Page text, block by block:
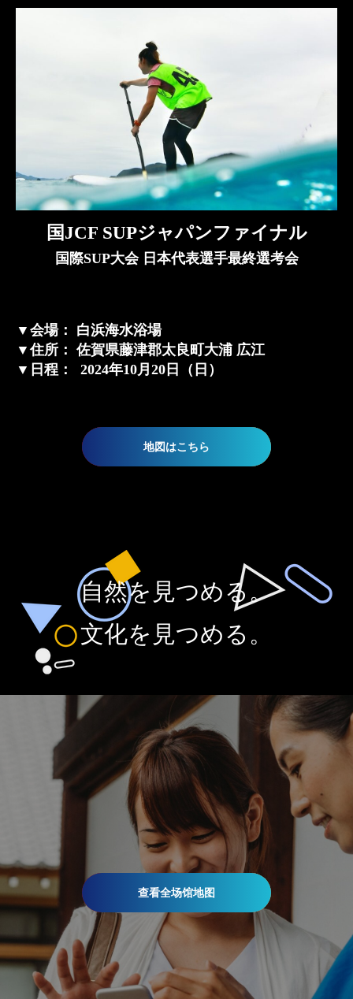
国JCF SUPジャパンファイナル
国際SUP大会 日本代表選手最終選考会
▼ 会場： 白浜海水浴場
▼住所 ：佐賀県藤津郡太良町大浦 広江
▼ 日程 ： 2024年10月20日（日）
地図はこちら
查看全场馆地图